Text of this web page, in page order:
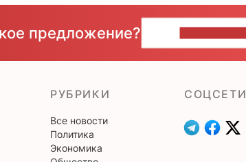
предложение?
РУБРИКИ
Все новости
Политика
Экономика
CОЦСЕТИ